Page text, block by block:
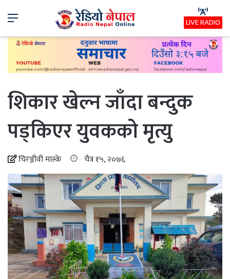
Menu LIVE RADIO
शिकार खेल्न जाँदा बन्दुक
पड्किएर युवकको मृत्यु
चिरञ्जीवी मास्के चैत्र १५, २०७६